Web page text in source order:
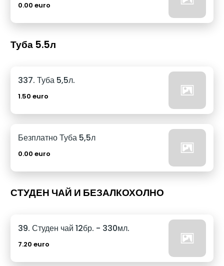
0.00 euro
Туба 5.5л
337. Туба 5,5л.
1.50 euro
Безплатно Туба 5,5л
0.00 euro
СТУДЕН ЧАЙ И БЕЗАЛКОХОЛНО
39. Студен чай 12бр. - 330мл.
7.20 euro